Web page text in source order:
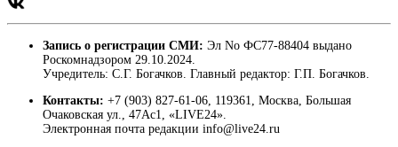
Запись о регистрации СМИ: Эл No ФС77-88404 выдано
Роскомнадзором 29.10.2024.
Учредитель: С.Г. Богачков. Главный редактор: Г.П. Богачков.
Контакты: +7 (903) 827-61-06, 119361, Москва, Большая
Очаковская ул., 47Ас1, «LIVE24».
Электронная почта редакции info@live24.ru